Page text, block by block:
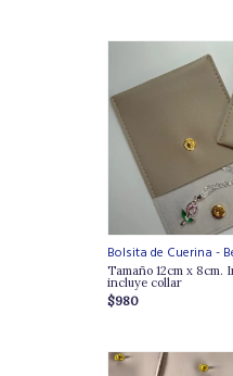
Bolsita de Cuerina -
Tamaño 12cm x 8cm.
incluye collar
$980